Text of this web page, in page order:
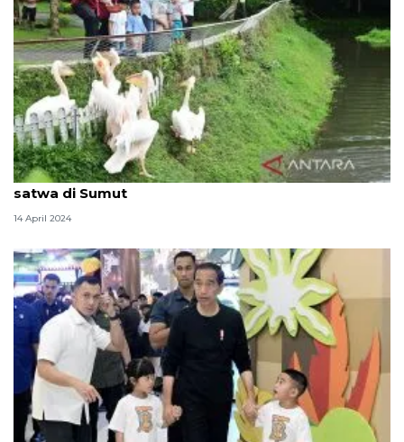
Presiden Jokowi ajak cucu wisata pengenalan
satwa di Sumut
14 April 2024